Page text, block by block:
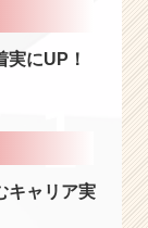
実にUP！
キャリア実